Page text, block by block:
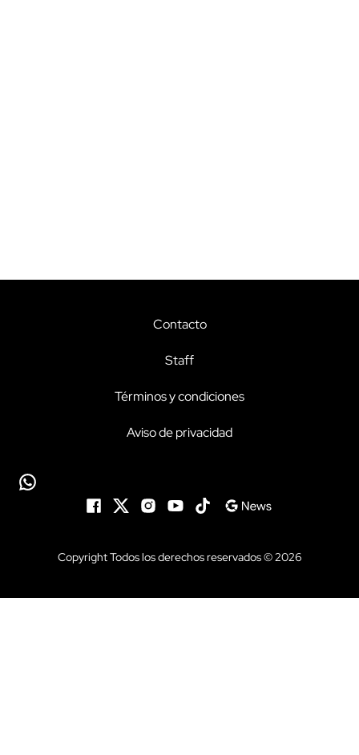
Contacto
Staff
Términos y condiciones
Aviso de privacidad
Copyright Todos los derechos reservados © 2026